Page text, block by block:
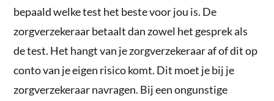
bepaald welke test het beste voor jou is. De
zorgverzekeraar betaalt dan zowel het gesprek als
de test. Het hangt van je zorgverzekeraar af of dit op
conto van je eigen risico komt. Dit moet je bij je
zorgverzekeraar navragen. Bij een ongunstige